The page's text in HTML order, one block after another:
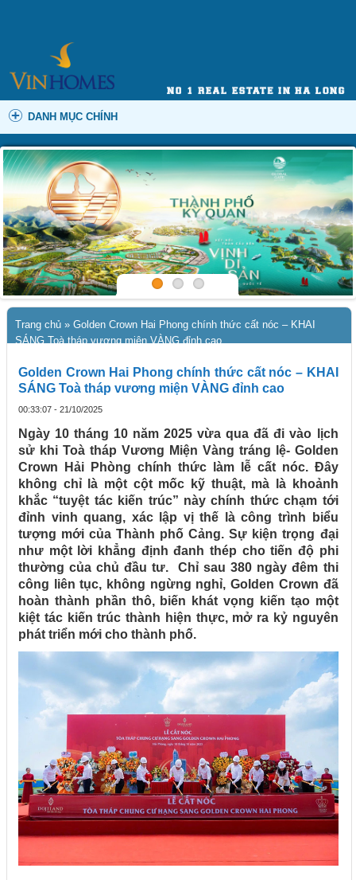
DANH MỤC CHÍNH
Trang chủ » Golden Crown Hai Phong chính thức cất nóc – KHAI
SÁNG Toà tháp vương miện VÀNG đỉnh cao
Golden Crown Hai Phong chính thức cất nóc – KHAI
SÁNG Toà tháp vương miện VÀNG đỉnh cao
00:33:07 - 21/10/2025
Ngày 10 tháng 10 năm 2025 vừa qua đã đi vào lịch
sử khi Toà tháp Vương Miện Vàng tráng lệ- Golden
Crown Hải Phòng chính thức làm lễ cất nóc. Đây
không chỉ là một cột mốc kỹ thuật, mà là khoảnh
khắc “tuyệt tác kiến trúc” này chính thức chạm tới
đỉnh vinh quang, xác lập vị thế là công trình biểu
tượng mới của Thành phố Cảng. Sự kiện trọng đại
như một lời khẳng định đanh thép cho tiến độ phi
thường của chủ đầu tư. Chỉ sau 380 ngày đêm thi
công liên tục, không ngừng nghỉ, Golden Crown đã
hoàn thành phần thô, biến khát vọng kiến tạo một
kiệt tác kiến trúc thành hiện thực, mở ra kỷ nguyên
phát triển mới cho thành phố.